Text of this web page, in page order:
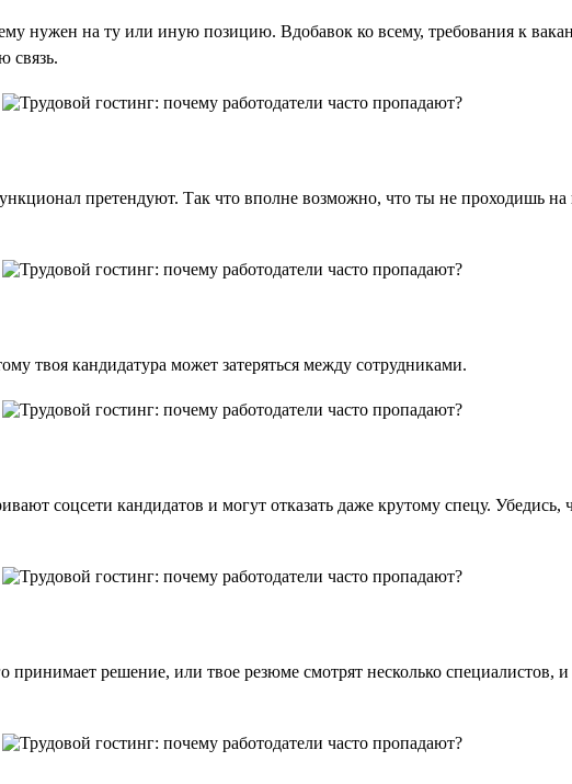
нужен на ту или иную позицию. Вдобавок ко всему, требования к
связь.
претендуют. Так что вполне возможно, что ты не проходишь
твоя кандидатура может затеряться между сотрудниками.
соцсети кандидатов и могут отказать даже крутому спецу. Убедись,
решение, или твое резюме смотрят несколько специалистов,